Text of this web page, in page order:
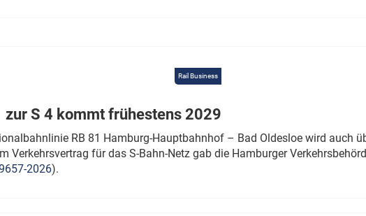
Rail Business
zur S 4 kommt frühestens 2029
RB 81 Hamburg-Hauptbahnhof – Bad Oldesloe wird auch
Verkehrsvertrag für das S-Bahn-Netz gab die Hamburger
2026).